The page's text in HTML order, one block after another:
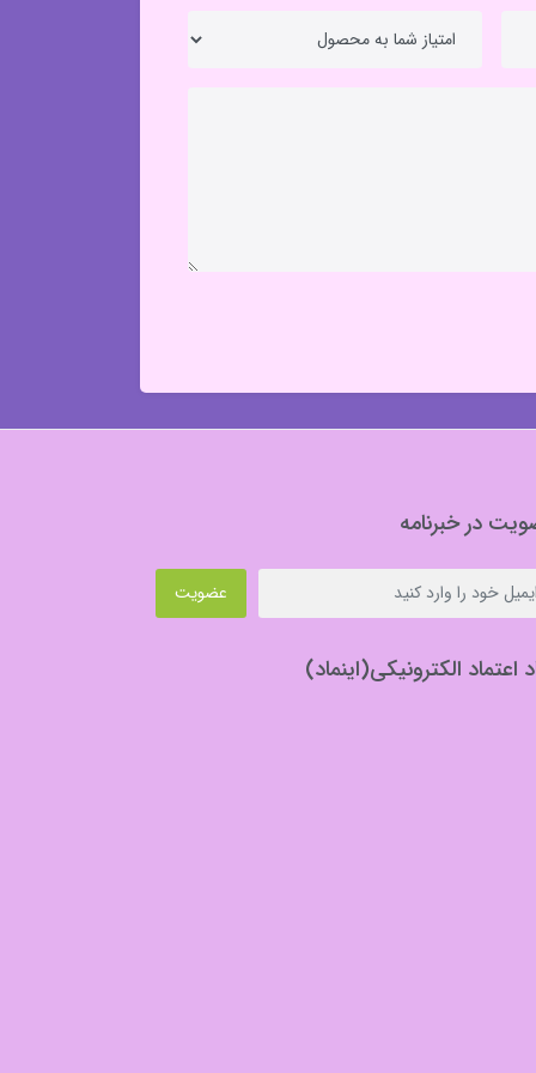
در خبرنامه
عضویت
اعتماد الکترونیکی(اینماد)